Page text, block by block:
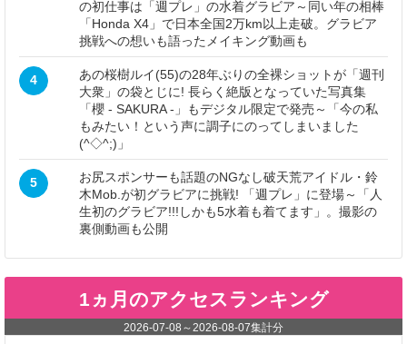
の初仕事は「週プレ」の水着グラビア～同い年の相棒
「Honda X4」で日本全国2万km以上走破。グラビア
挑戦への想いも語ったメイキング動画も
4
あの桜樹ルイ(55)の28年ぶりの全裸ショットが「週刊
大衆」の袋とじに! 長らく絶版となっていた写真集
「櫻 - SAKURA -」もデジタル限定で発売～「今の私
もみたい！という声に調子にのってしまいました
(^◇^;)」
5
お尻スポンサーも話題のNGなし破天荒アイドル・鈴
木Mob.が初グラビアに挑戦! 「週プレ」に登場～「人
生初のグラビア!!!しかも5水着も着てます」。撮影の
裏側動画も公開
1ヵ月のアクセスランキング
2026-07-08 ～2026-08-07集計分